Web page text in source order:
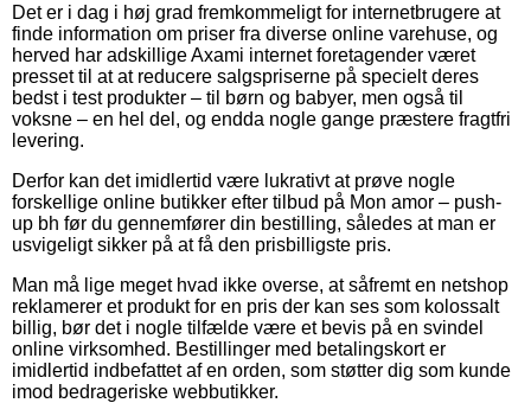
Det er i dag i høj grad fremkommeligt for internetbrugere at
finde information om priser fra diverse online varehuse, og
herved har adskillige Axami internet foretagender været
presset til at at reducere salgspriserne på specielt deres
bedst i test produkter – til børn og babyer, men også til
voksne – en hel del, og endda nogle gange præstere fragtfri
levering.
Derfor kan det imidlertid være lukrativt at prøve nogle
forskellige online butikker efter tilbud på Mon amor – push-
up bh før du gennemfører din bestilling, således at man er
usvigeligt sikker på at få den prisbilligste pris.
Man må lige meget hvad ikke overse, at såfremt en netshop
reklamerer et produkt for en pris der kan ses som kolossalt
billig, bør det i nogle tilfælde være et bevis på en svindel
online virksomhed. Bestillinger med betalingskort er
imidlertid indbefattet af en orden, som støtter dig som kunde
imod bedrageriske webbutikker.